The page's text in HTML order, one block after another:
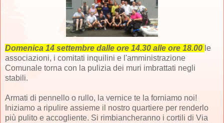
Domenica 14 settembre dalle ore 14.30 alle ore 18.00 le
associazioni, i comitati inquilini e l'amministrazione
Comunale torna con la pulizia dei muri imbrattati negli
stabili.
Armati di pennello o rullo, la vernice te la forniamo noi!
Iniziamo a ripulire assieme il nostro quartiere per renderlo
più pulito e accogliente. Si rimbiancheranno i cortili di Via